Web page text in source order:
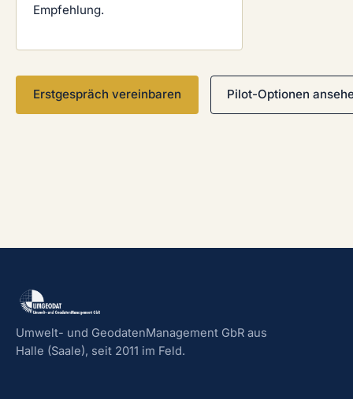
Empfehlung.
Erstgespräch vereinbaren Pilot-Optionen
Umwelt- und GeodatenManagement GbR aus
Halle (Saale), seit 2011 im Feld.